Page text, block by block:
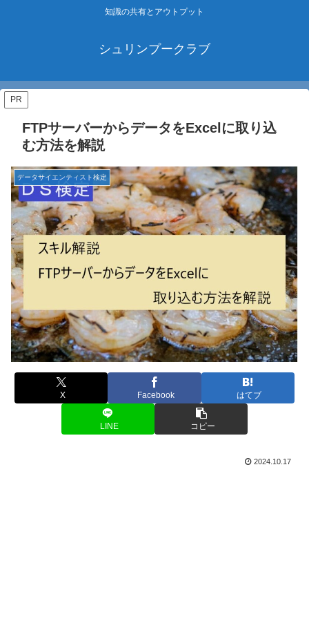
知識の共有とアウトプット
シュリンプークラブ
PR
FTPサーバーからデータをExcelに取り込
む方法を解説
データサイエンティスト検定
X Facebook はてブ
LINE コピー
2024.10.17